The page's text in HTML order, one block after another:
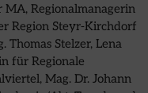
MA, Regionalmanagerin
Region Steyr-Kirchdorf
Thomas Stelzer, Lena
für Regionale
Mag. Dr. Johann